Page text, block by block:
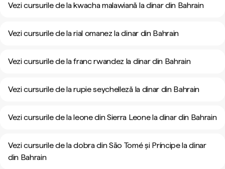
Vezi cursurile de la kwacha malawiană la dinar din Bahrain
Vezi cursurile de la rial omanez la dinar din Bahrain
Vezi cursurile de la franc rwandez la dinar din Bahrain
Vezi cursurile de la rupie seychelleză la dinar din Bahrain
Vezi cursurile de la leone din Sierra Leone la dinar din Bahrain
Vezi cursurile de la dobra din São Tomé și Príncipe la dinar
din Bahrain